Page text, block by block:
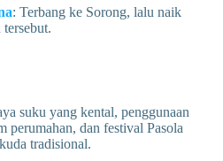
: Terbang ke Sorong, lalu naik
suku yang kental, penggunaan
perumahan, dan festival Pasola
tradisional.